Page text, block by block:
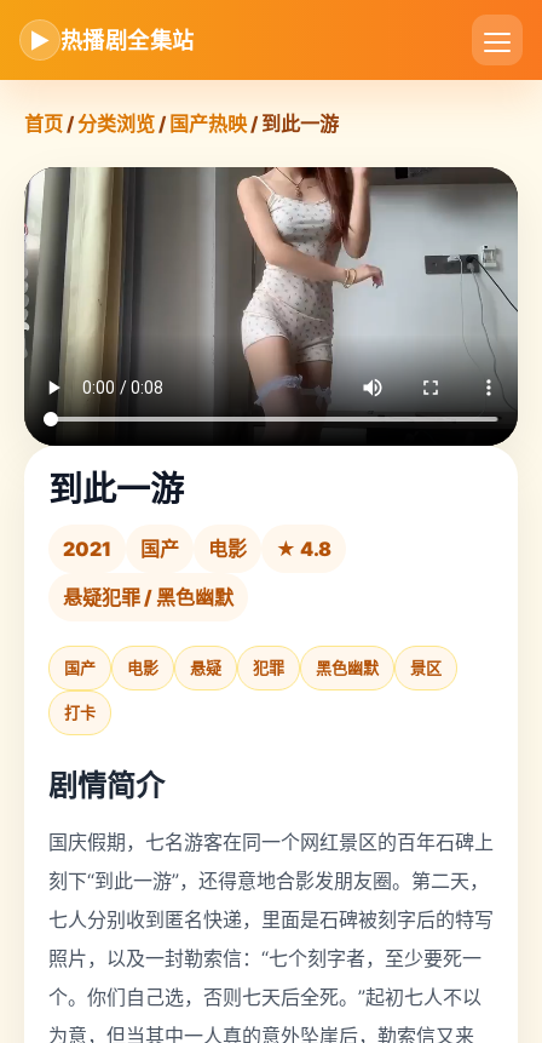
▶ 热播剧全集站
首页/分类浏览/ 国产热映/ 到此一游
到此一游
2021 国产 电影
★ 4.8
悬疑犯罪 / 黑色幽默
国产 电影 悬疑 犯罪 黑色幽默 景区
打卡
剧情简介
国庆假期，七名游客在同一个网红景区的百年石碑上
刻下“到此一游”，还得意地合影发朋友圈。第二天，
七人分别收到匿名快递，里面是石碑被刻字后的特写
照片，以及一封勒索信：“七个刻字者，至少要死一
个。你们自己选，否则七天后全死。”起初七人不以
为意，但当其中一人真的意外坠崖后，勒索信又来